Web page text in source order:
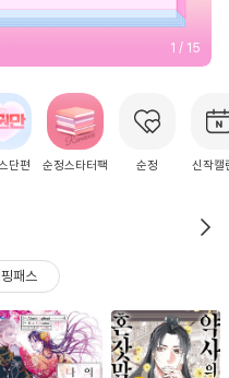
2 / 15
단편 순정스타터팩 순정 신작캘
패스